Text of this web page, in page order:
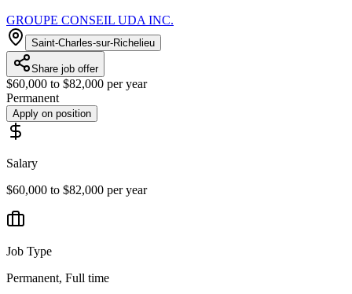
GROUPE CONSEIL UDA INC.
Saint-Charles-sur-Richelieu
Share job offer
$60,000 to $82,000 per year
Permanent
Apply on position
Salary
$60,000 to $82,000 per year
Job Type
Permanent, Full time